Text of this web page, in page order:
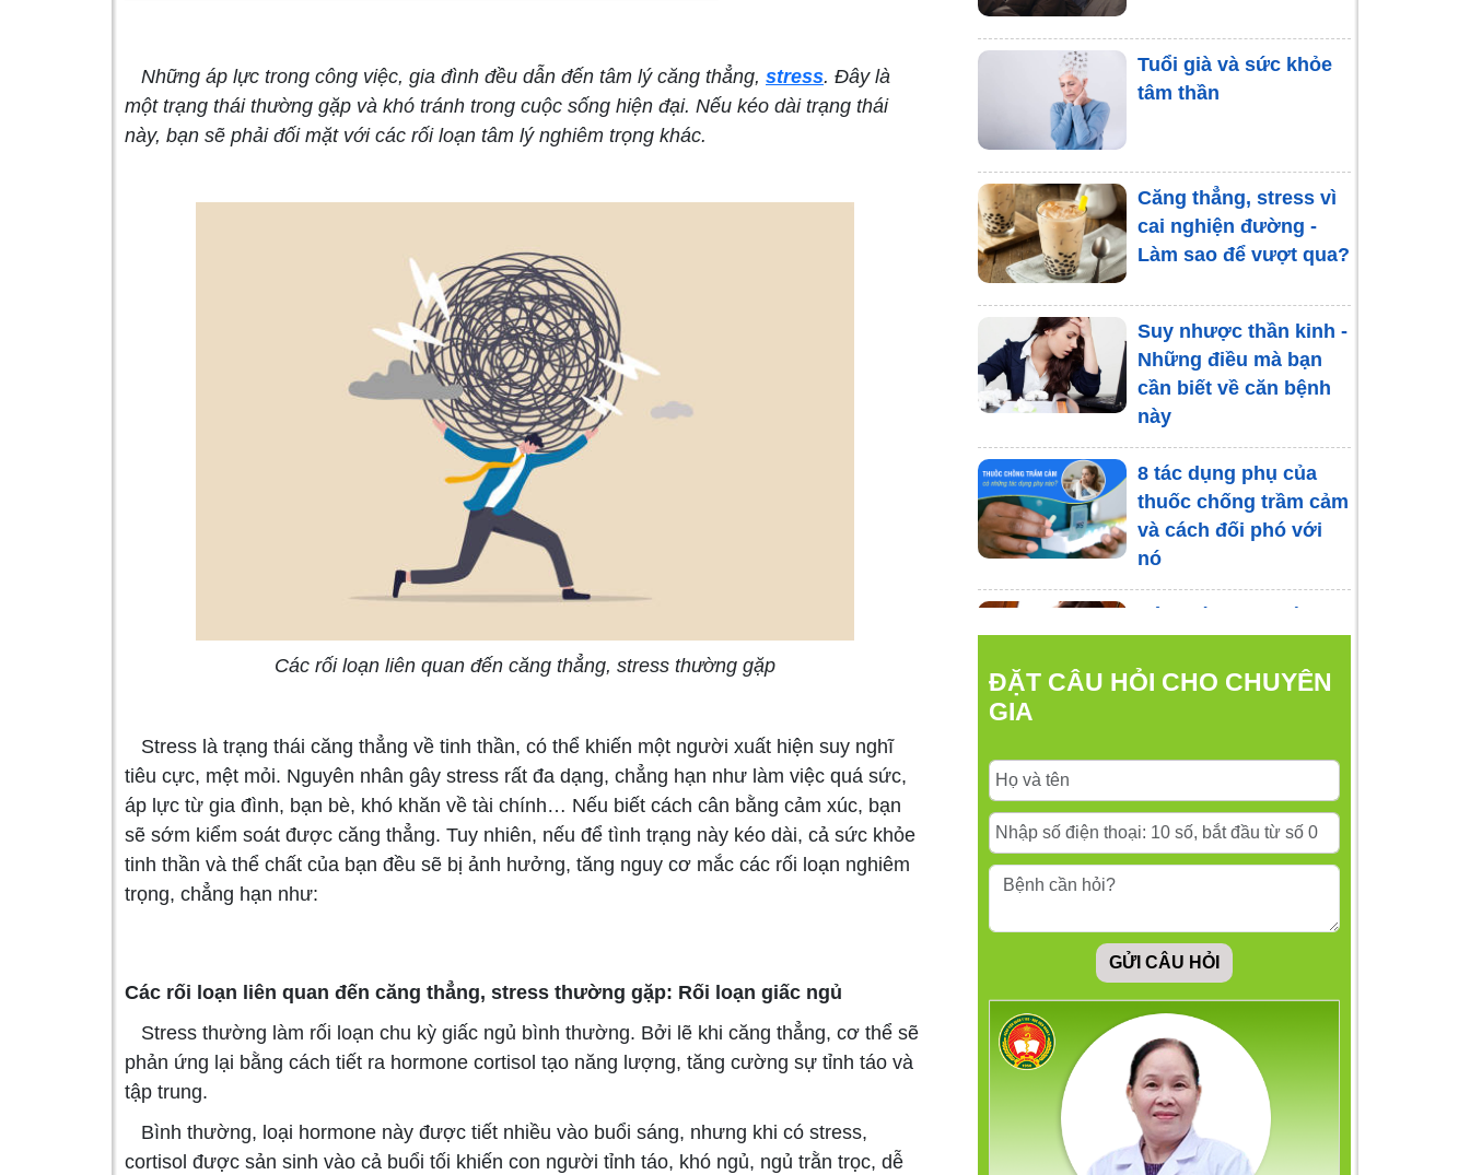
Những áp lực trong công việc, gia đình đều dẫn đến tâm lý căng thẳng, stress. Đây là
một trạng thái thường gặp và khó tránh trong cuộc sống hiện đại. Nếu kéo dài trạng thái
này, bạn sẽ phải đối mặt với các rối loạn tâm lý nghiêm trọng khác.
Các rối loạn liên quan đến căng thẳng, stress thường gặp
Stress là trạng thái căng thẳng về tinh thần, có thể khiến một người xuất hiện suy nghĩ
tiêu cực, mệt mỏi. Nguyên nhân gây stress rất đa dạng, chẳng hạn như làm việc quá sức,
áp lực từ gia đình, bạn bè, khó khăn về tài chính… Nếu biết cách cân bằng cảm xúc, bạn
sẽ sớm kiểm soát được căng thẳng. Tuy nhiên, nếu để tình trạng này kéo dài, cả sức khỏe
tinh thần và thể chất của bạn đều sẽ bị ảnh hưởng, tăng nguy cơ mắc các rối loạn nghiêm
trọng, chẳng hạn như:
Các rối loạn liên quan đến căng thẳng, stress thường gặp: Rối loạn giấc ngủ
Stress thường làm rối loạn chu kỳ giấc ngủ bình thường. Bởi lẽ khi căng thẳng, cơ thể sẽ
phản ứng lại bằng cách tiết ra hormone cortisol tạo năng lượng, tăng cường sự tỉnh táo và
tập trung.
Bình thường, loại hormone này được tiết nhiều vào buổi sáng, nhưng khi có stress,
cortisol được sản sinh vào cả buổi tối khiến con người tỉnh táo, khó ngủ, ngủ trằn trọc, dễ
Tuổi già và sức khỏe
tâm thần
Căng thẳng, stress vì
cai nghiện đường -
Làm sao để vượt qua?
Suy nhược thần kinh -
Những điều mà bạn
cần biết về căn bệnh
này
8 tác dụng phụ của
thuốc chống trầm cảm
và cách đối phó với
nó
Hội chứng sợ gián:
chứng và cách khắc
Nên làm gì khi cảm
trị?
Mối liên hệ giữa trầm
Khi “phiên bản hoàn
hảo” trên mạng trở
thành gánh nặng tâm
lý ngoài đời
ĐẶT CÂU HỎI CHO CHUYÊN
GIA
GỬI CÂU HỎI